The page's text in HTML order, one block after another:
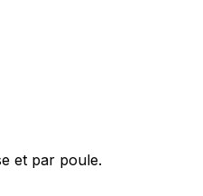
et par poule.